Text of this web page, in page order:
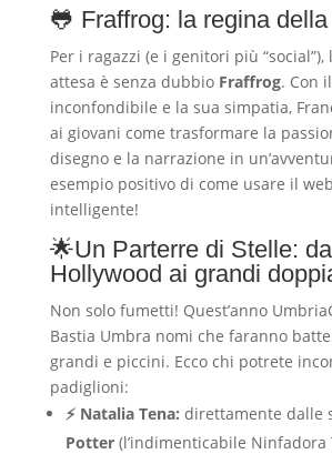
🐸 Fraffrog: la regina
Per i ragazzi (e i genitori più “social”),
attesa è senza dubbio Fraffrog. Con
inconfondibile e la sua simpatia,
ai giovani come trasformare la
disegno e la narrazione in
esempio positivo di come usare il
intelligente!
🌟Un Parterre di Stelle: da
Hollywood ai grandi
Non solo fumetti! Quest’anno
Bastia Umbra nomi che faranno
grandi e piccini. Ecco chi potrete
padiglioni:
⚡ Natalia Tena: direttamente dalle
Potter(l’indimenticabile Ninfadora